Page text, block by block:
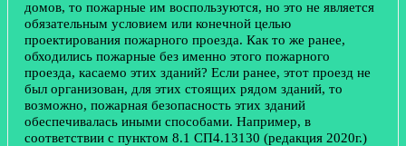
домов, то пожарные им воспользуются, но это не является
обязательным условием или конечной целью
проектирования пожарного проезда. Как то же ранее,
обходились пожарные без именно этого пожарного
проезда, касаемо этих зданий? Если ранее, этот проезд не
был организован, для этих стоящих рядом зданий, то
возможно, пожарная безопасность этих зданий
обеспечивалась иными способами. Например, в
соответствии с пунктом 8.1 СП4.13130 (редакция 2020г.)